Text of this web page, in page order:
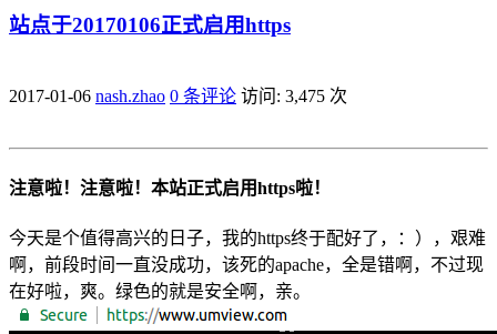
站点于20170106正式启用https
2017-01-06 nash.zhao 0 条评论 访问: 3,475 次
注意啦！注意啦！本站正式启用https啦！
今天是个值得高兴的日子，我的https终于配好了，：），艰难
啊，前段时间一直没成功，该死的apache，全是错啊，不过现
在好啦，爽。绿色的就是安全啊，亲。